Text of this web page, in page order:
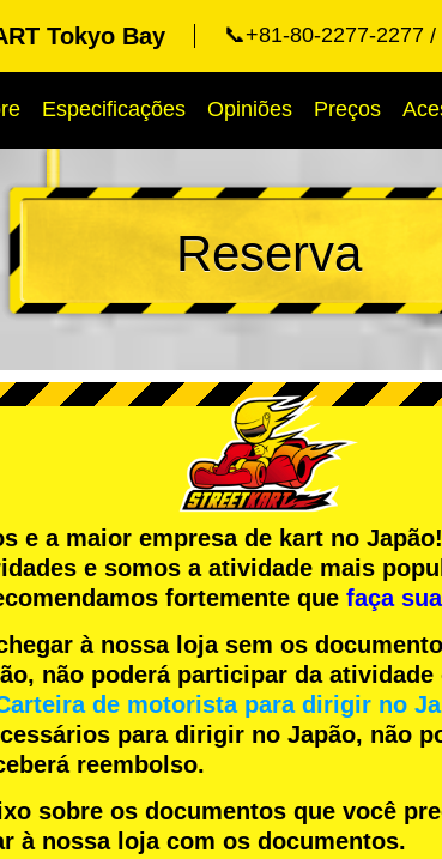
Tokyo Bay 📞+81-80-2277-2277
Especificações Opiniões Preços
Reserva
e a maior empresa de kart no
e somos a atividade mais
fortemente que faça
à nossa loja sem os
não poderá participar da atividade
de motorista para dirigir no
para dirigir no Japão, não
reembolso.
sobre os documentos que você
à nossa loja com os documentos.